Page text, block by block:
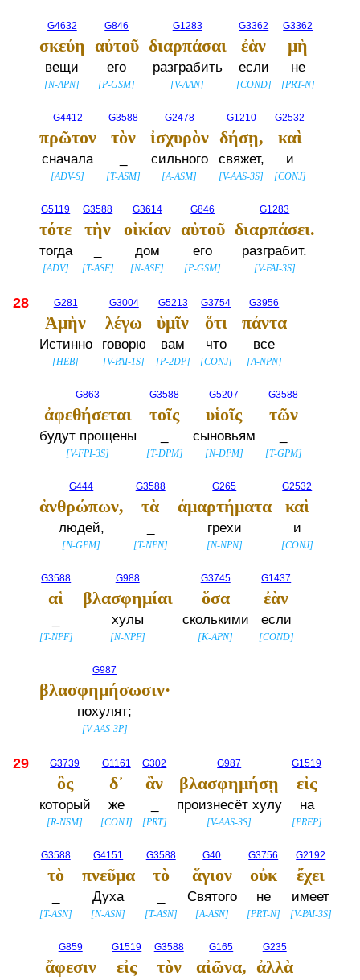
G4632
σκεύη
вещи
[N-APN]
G846
αὐτοῦ
его
[P-GSM]
G1283
διαρπάσαι
разграбить
[V-AAN]
G3362
ἐὰν
если
[COND]
G3362
μὴ
не
[PRT-N]
G4412
πρῶτον
сначала
[ADV-S]
G3588
τὸν
[T-ASM]
G2478
ἰσχυρὸν
сильного
[A-ASM]
G1210
δήσῃ,
свяжет,
[V-AAS-3S]
G2532
καὶ
и
[CONJ]
G5119
τότε
тогда
[ADV]
G3588
τὴν
[T-ASF]
G3614
οἰκίαν
дом
[N-ASF]
G846
αὐτοῦ
его
[P-GSM]
G1283
διαρπάσει.
разграбит.
[V-FAI-3S]
28 G281
Ἀμὴν
Истинно
[HEB]
G3004
λέγω
говорю
[V-PAI-1S]
G5213
ὑμῖν
вам
[P-2DP]
G3754
ὅτι
что
[CONJ]
G3956
πάντα
все
[A-NPN]
G863
ἀφεθήσεται
будут прощены
[V-FPI-3S]
G3588
τοῖς
[T-DPM]
G5207
υἱοῖς
сыновьям
[N-DPM]
G3588
τῶν
[T-GPM]
G444
ἀνθρώπων,
людей,
[N-GPM]
G3588
τὰ
[T-NPN]
G265
ἁμαρτήματα
грехи
[N-NPN]
G2532
καὶ
и
[CONJ]
G3588
αἱ
[T-NPF]
G988
βλασφημίαι
хулы
[N-NPF]
G3745
ὅσα
сколькими
[K-APN]
G1437
ἐὰν
если
[COND]
G987
βλασφημήσωσιν·
похулят;
[V-AAS-3P]
29 G3739
ὃς
который
[R-NSM]
G1161
δ᾽
же
[CONJ]
G302
ἂν
[PRT]
G987
βλασφημήσῃ
произнесёт хулу
[V-AAS-3S]
G1519
εἰς
на
[PREP]
G3588
τὸ
[T-ASN]
G4151
πνεῦμα
Духа
[N-ASN]
G3588
τὸ
[T-ASN]
G40
ἅγιον
Святого
[A-ASN]
G3756
οὐκ
не
[PRT-N]
G2192
ἔχει
имеет
[V-PAI-3S]
G859
ἄφεσιν
G1519
εἰς
G3588
τὸν
G165
αἰῶνα,
G235
ἀλλὰ